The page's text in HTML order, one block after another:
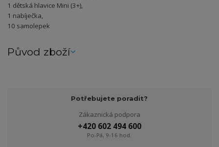
1 dětská hlavice Mini (3+),
1 nabíječka,
10 samolepek
Původ zboží
Potřebujete poradit?
Zákaznická podpora
+420 602 494 600
Po-Pá, 9-16 hod.